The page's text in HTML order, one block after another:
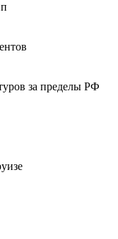
за пределы РФ